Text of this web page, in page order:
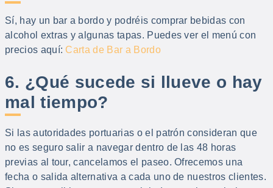
Sí, hay un bar a bordo y podréis comprar bebidas con
alcohol extras y algunas tapas. Puedes ver el menú con
precios aquí: Carta de Bar a Bordo
6. ¿Qué sucede si llueve o hay
mal tiempo?
Si las autoridades portuarias o el patrón consideran que
no es seguro salir a navegar dentro de las 48 horas
previas al tour, cancelamos el paseo. Ofrecemos una
fecha o salida alternativa a cada uno de nuestros clientes.